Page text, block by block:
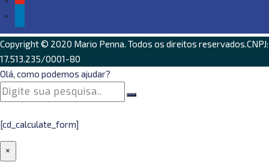
Copyright © 2020 Mario Penna. Todos os direitos reservados.CNPJ:
17.513.235/0001-80
Olá, como podemos ajudar?
[cd_calculate_form]
×